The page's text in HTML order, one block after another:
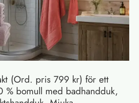
(Ord. pris 799 kr) för ett
% bomull med badhandduk,